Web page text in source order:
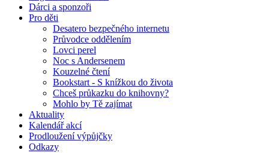
Dárci a sponzoři
Pro děti
Desatero bezpečného internetu
Průvodce oddělením
Lovci perel
Noc s Andersenem
Kouzelné čtení
Bookstart - S knížkou do života
Chceš průkazku do knihovny?
Mohlo by Tě zajímat
Aktuality
Kalendář akcí
Prodloužení výpůjčky
Odkazy